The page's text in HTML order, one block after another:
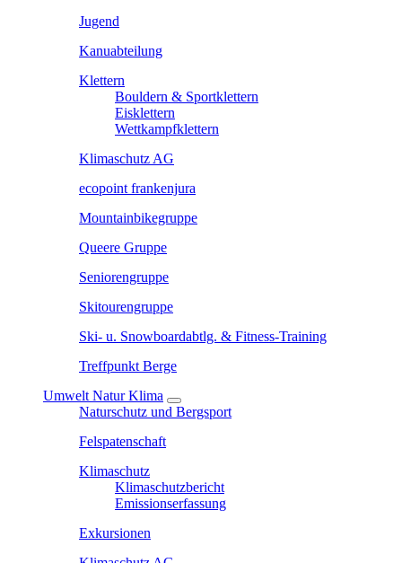
Jugend
Kanuabteilung
Klettern
Bouldern & Sportklettern
Eisklettern
Wettkampfklettern
Klimaschutz AG
ecopoint frankenjura
Mountainbikegruppe
Queere Gruppe
Seniorengruppe
Skitourengruppe
Ski- u. Snowboardabtlg. & Fitness-Training
Treffpunkt Berge
Umwelt Natur Klima
Naturschutz und Bergsport
Felspatenschaft
Klimaschutz
Klimaschutzbericht
Emissionserfassung
Exkursionen